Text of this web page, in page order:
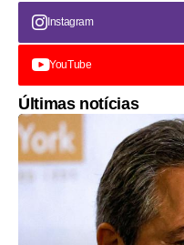
Instagram
YouTube
Últimas notícias